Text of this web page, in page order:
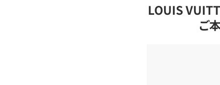
LOUIS
ご